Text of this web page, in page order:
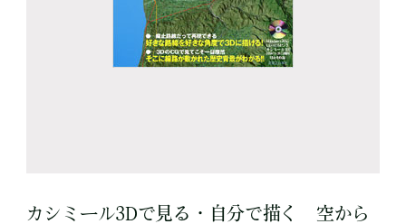
カシミール3Dで見る・自分で描く 空から